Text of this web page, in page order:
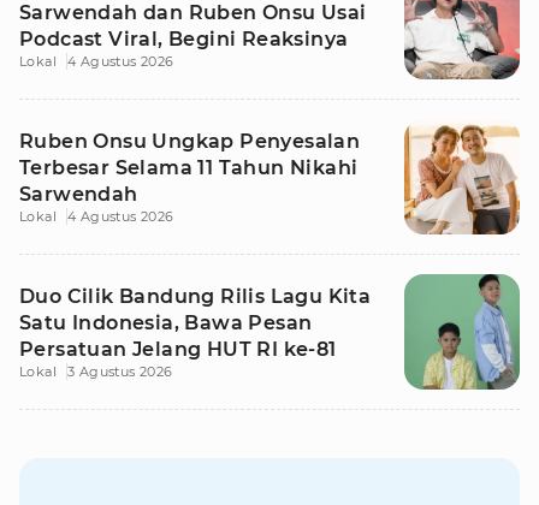
Sarwendah dan Ruben Onsu Usai
Podcast Viral, Begini Reaksinya
Lokal 4 Agustus 2026
Ruben Onsu Ungkap Penyesalan
Terbesar Selama 11 Tahun Nikahi
Sarwendah
Lokal 4 Agustus 2026
Duo Cilik Bandung Rilis Lagu Kita
Satu Indonesia, Bawa Pesan
Persatuan Jelang HUT RI ke-81
Lokal 3 Agustus 2026